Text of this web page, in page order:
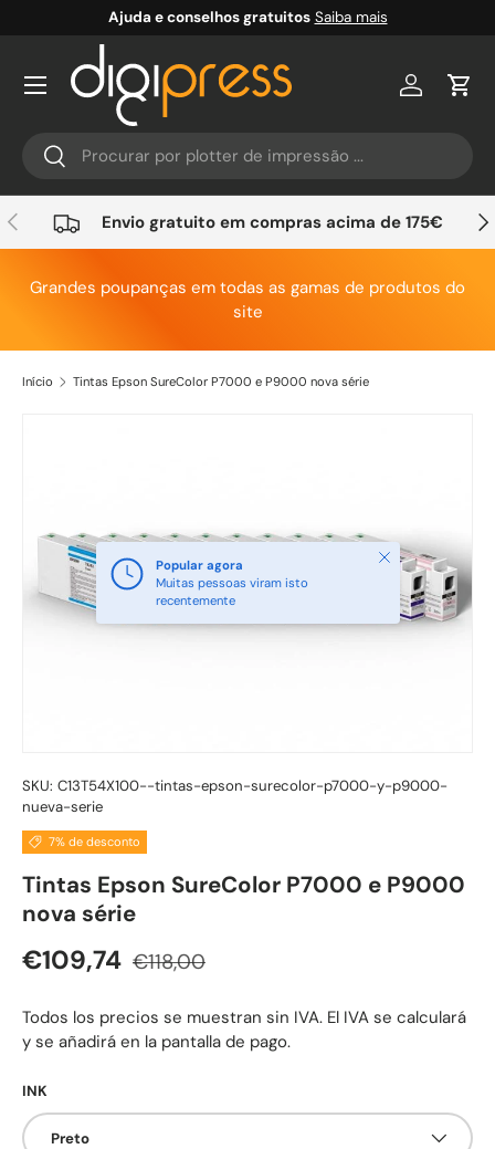
Ir para o conteúdo
Ajuda e conselhos gratuitos Saiba mais
Pesquisar
Pesquisar
Conta
Anterior Envio gratuito em compras acima de 175€
Grandes poupanças em todas as gamas de produtos do
site
Início Tintas Epson SureColor P7000 e P9000 nova série
Popular agora
Muitas pessoas viram isto
recentemente
Fechar
SKU: C13T54X100--tintas-epson-surecolor-p7000-y-p9000-
nueva-serie
7% de desconto
Tintas Epson SureColor P7000 e P9000
nova série
Preço de venda
€109,74 Preço normal
€118,00
Todos los precios se muestran sin IVA. El IVA se calculará
y se añadirá en la pantalla de pago.
INK
Preto